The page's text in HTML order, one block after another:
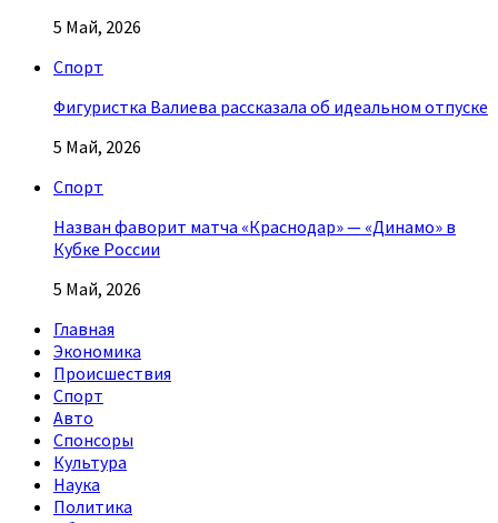
5 Май, 2026
Спорт
Фигуристка Валиева рассказала об идеальном отпуске
5 Май, 2026
Спорт
Назван фаворит матча «Краснодар» — «Динамо» в
Кубке России
5 Май, 2026
Главная
Экономика
Происшествия
Спорт
Авто
Спонсоры
Культура
Наука
Политика